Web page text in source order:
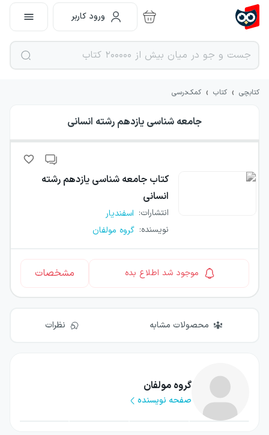
ورود کاربر
کتابچی › کتاب › کمک‌درسی
جامعه شناسی یازدهم رشته انسانی
کتاب جامعه شناسی یازدهم رشته
انسانی
انتشارات: اسفندیار
نویسنده: گروه مولفان
موجود شد اطلاع بده مشخصات
محصولات مشابه نظرات
گروه مولفان
صفحه نویسنده